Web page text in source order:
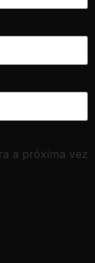
a próxima vez